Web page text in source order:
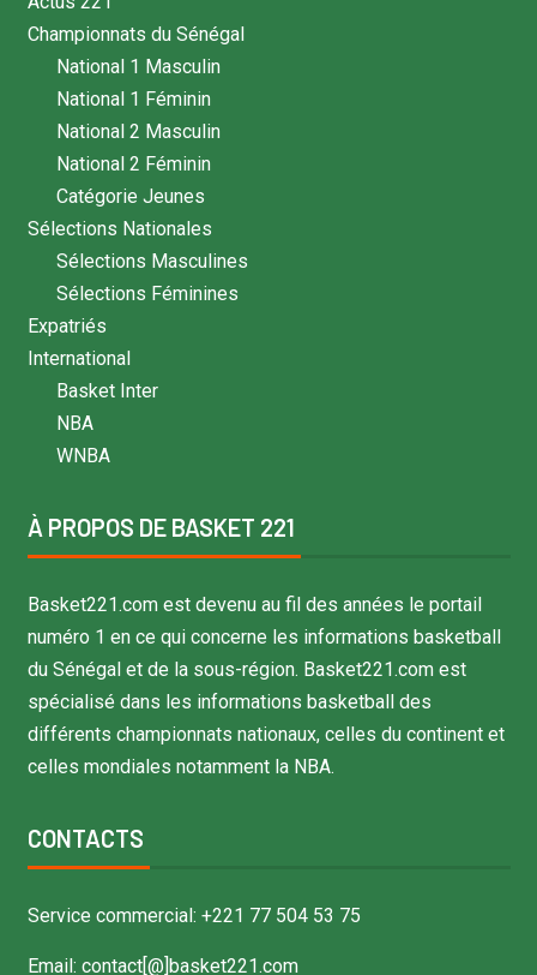
Championnats du Sénégal
National 1 Masculin
National 1 Féminin
National 2 Masculin
National 2 Féminin
Catégorie Jeunes
Sélections Nationales
Sélections Masculines
Sélections Féminines
Expatriés
International
Basket Inter
NBA
WNBA
À PROPOS DE BASKET 221
Basket221.com est devenu au fil des années le portail
numéro 1 en ce qui concerne les informations basketball
du Sénégal et de la sous-région. Basket221.com est
spécialisé dans les informations basketball des
différents championnats nationaux, celles du continent et
celles mondiales notamment la NBA.
CONTACTS
Service commercial: +221 77 504 53 75
Email: contact[@]basket221.com